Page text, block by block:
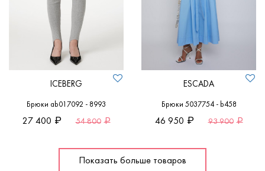
ICEBERG
Брюки ab017092 - 8993
27 400 54 800
ESCADA
Брюки 5037754 - b458
46 950 93 900
Показать больше товаров